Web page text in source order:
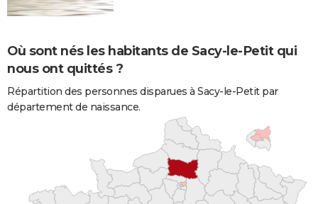
Où sont nés les habitants de Sacy-le-Petit qui
nous ont quittés ?
Répartition des personnes disparues à Sacy-le-Petit par
département de naissance.